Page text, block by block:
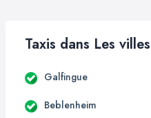
Taxis dans Les
Galfingue
Beblenheim